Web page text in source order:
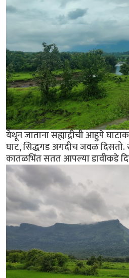
येथून जाताना सह्याद्रीची आहुपे
घाट, सिद्धगड अगदीच जवळ दिसतो.
कातळभिंत सतत आपल्या डावीकडे